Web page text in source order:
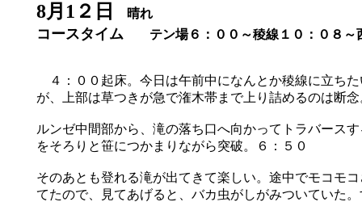
8月1２日
晴れ
コースタイム テン場６：００～稜線１０：０８
４：００起床。今日は午前中になんとか稜線に立ち
が、上部は草つきが急で潅木帯まで上り詰めるのは断念
ルンゼ中間部から、滝の落ち口へ向かってトラバース
をそろりと笹につかまりながら突破。６：５０
そのあとも登れる滝が出てきて楽しい。途中でモコモ
てたので、見てあげると、バカ虫がしがみついていた